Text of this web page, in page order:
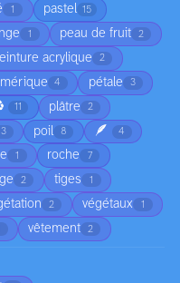
1 pastel 15
1 peau de fruit 2
acrylique 2
4 pétale 3
11 plâtre 2
3 poil 8 🪶 4
1 roche 7
2 tiges 1
2 végétaux 1
vêtement 2